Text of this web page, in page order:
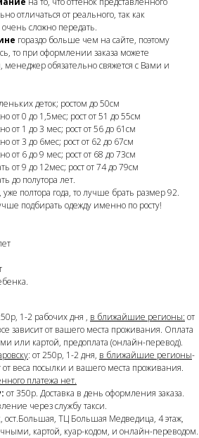
отличаться от реального, так как
сложно передать.
гораздо больше чем на сайте, поэтому
то при оформлении заказа можете
менеджер обязательно свяжется с Вами и
деток; ростом до 50см
от 0 до 1,5мес; рост от 51 до 55см
от 1 до 3 мес; рост от 56 до 61см
от 3 до 6мес; рост от 62 до 67см
от 6 до 9 мес; рост от 68 до 73см
от 9 до 12мес; рост от 74 до 79см
до полутора лет.
полтора года, то лучше брать размер 92.
подбирать одежду именно по росту!
1-2 рабочих дня , в ближайшие регионы: от
зависит от вашего места проживания. Оплата
или картой, предоплата (онлайн-перевод).
: от 250р, 1-2 дня, в ближайшие регионы-
веса посылки и вашего места проживания.
платежа нет.
от 350р. Доставка в день оформления заказа.
через службу такси.
ост.Большая, ТЦ Большая Медведица, 4 этаж,
картой, куар-кодом, и онлайн-переводом.